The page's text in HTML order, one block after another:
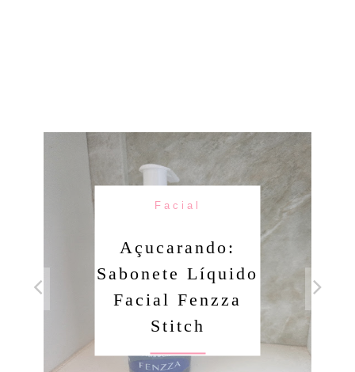
Facial
Açucarando:
Sabonete Líquido
Facial Fenzza
Stitch